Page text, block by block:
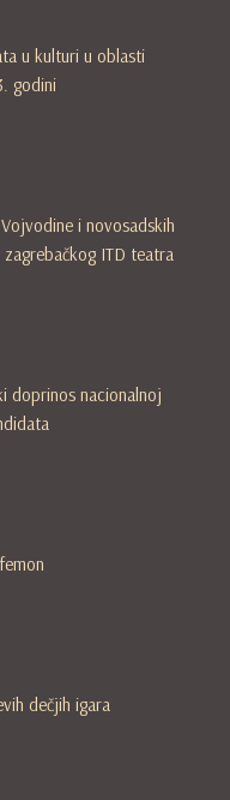
u kulturi u oblasti
godini
i novosadskih
ITD teatra
doprinos nacionalnoj
dečjih igara